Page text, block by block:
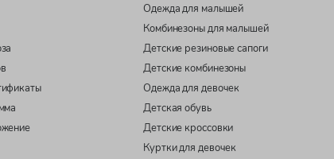
Одежда для малышей
Комбинезоны для малышей
Детские резиновые сапоги
Детские комбинезоны
Одежда для девочек
Детская обувь
Детские кроссовки
Куртки для девочек